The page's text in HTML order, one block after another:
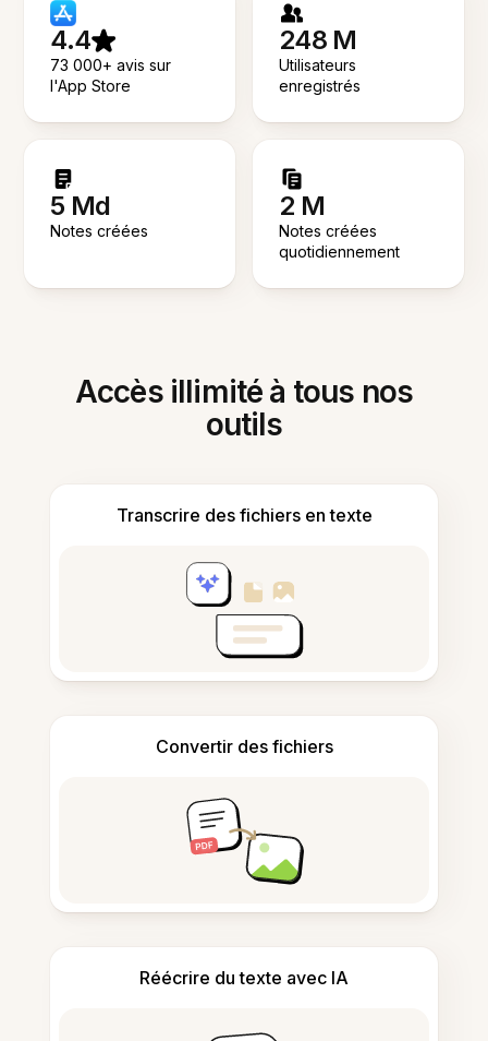
4.4
73 000+ avis sur
l'App Store
248 M
Utilisateurs
enregistrés
5 Md
Notes créées
2 M
Notes créées
quotidiennement
Accès illimité à tous nos
outils
Transcrire des fichiers en texte
Convertir des fichiers
Réécrire du texte avec IA